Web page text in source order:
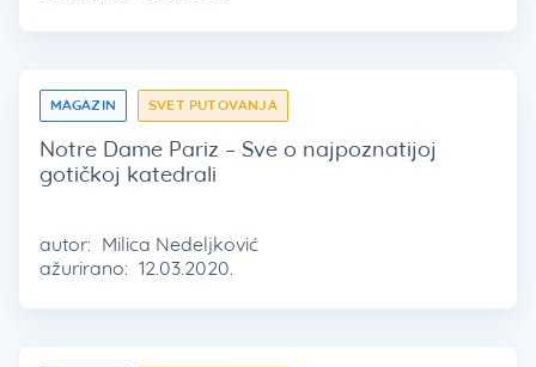
MAGAZIN SVET PUTOVANJA
Notre Dame Pariz – Sve o najpoznatijoj
gotičkoj katedrali
autor: Milica Nedeljković
ažurirano: 12.03.2020.